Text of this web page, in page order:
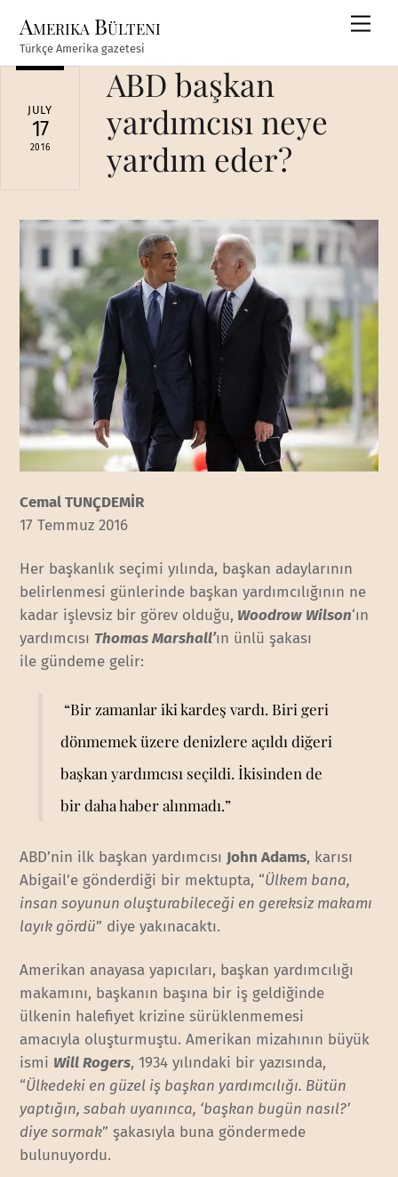
content
Amerika Bülteni
Türkçe Amerika gazetesi
JULY
17
2016
ABD başkan
yardımcısı neye
yardım eder?
Cemal TUNÇDEMİR
17 Temmuz 2016
Her başkanlık seçimi yılında, başkan adaylarının
belirlenmesi günlerinde başkan yardımcılığının ne
kadar işlevsiz bir görev olduğu, Woodrow Wilson‘ın
yardımcısı Thomas Marshall’ın ünlü şakası
ile gündeme gelir:
“Bir zamanlar iki kardeş vardı. Biri geri
dönmemek üzere denizlere açıldı diğeri
başkan yardımcısı seçildi. İkisinden de
bir daha haber alınmadı.”
ABD’nin ilk başkan yardımcısı John Adams, karısı
Abigail’e gönderdiği bir mektupta, “Ülkem bana,
insan soyunun oluşturabileceği en gereksiz makamı
layık gördü” diye yakınacaktı.
Amerikan anayasa yapıcıları, başkan yardımcılığı
makamını, başkanın başına bir iş geldiğinde
ülkenin halefiyet krizine sürüklenmemesi
amacıyla oluşturmuştu. Amerikan mizahının büyük
ismi Will Rogers, 1934 yılındaki bir yazısında,
“Ülkedeki en güzel iş başkan yardımcılığı. Bütün
yaptığın, sabah uyanınca, ‘başkan bugün nasıl?’
diye sormak” şakasıyla buna göndermede
bulunuyordu.